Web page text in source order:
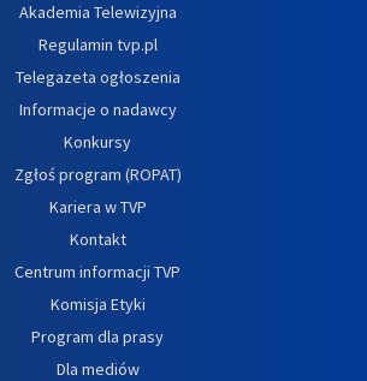
Akademia Telewizyjna
Regulamin tvp.pl
Telegazeta ogłoszenia
Informacje o nadawcy
Konkursy
Zgłoś program (ROPAT)
Kariera w TVP
Kontakt
Centrum informacji TVP
Komisja Etyki
Program dla prasy
Dla mediów